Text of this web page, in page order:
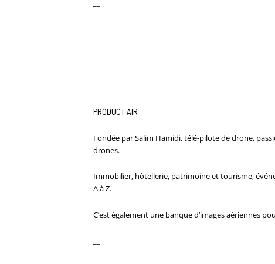
PRODUCT AIR
Fondée par Salim Hamidi, télé-pilote de drone,
drones.
Immobilier, hôtellerie, patrimoine et tourisme,
A à Z.
C’est également une banque d’images aériennes